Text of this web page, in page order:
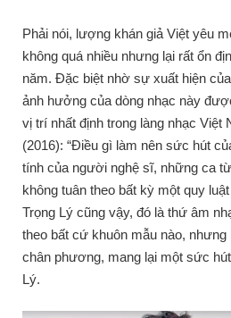
Phải nói, lượng khán giả Việt yêu
không quá nhiều nhưng lại rất ổn
năm. Đặc biệt nhờ sự xuất hiện
ảnh hưởng của dòng nhạc này
vị trí nhất định trong làng nhạc Việt
(2016): “Điều gì làm nên sức hút
tính của người nghệ sĩ, những ca
không tuân theo bất kỳ một quy
Trọng Lý cũng vậy, đó là thứ âm
theo bất cứ khuôn mẫu nào,
chân phương, mang lại một sức
Lý.